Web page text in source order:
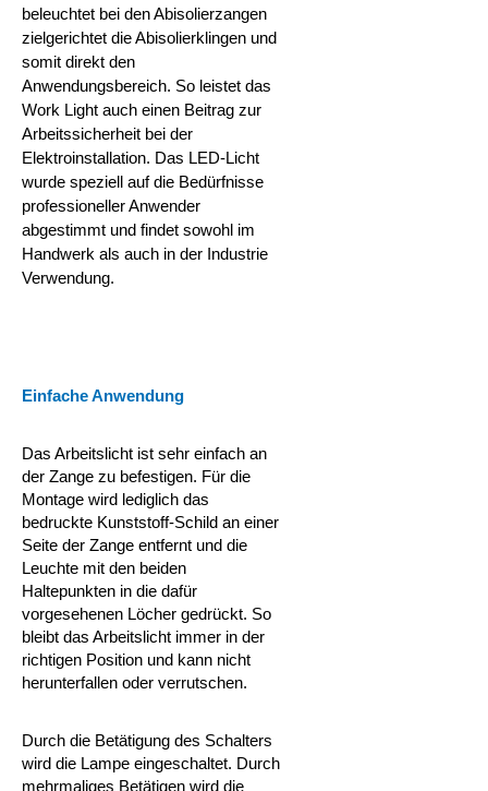
beleuchtet bei den Abisolierzangen
zielgerichtet die Abisolierklingen und
somit direkt den
Anwendungsbereich. So leistet das
Work Light auch einen Beitrag zur
Arbeitssicherheit bei der
Elektroinstallation. Das LED-Licht
wurde speziell auf die Bedürfnisse
professioneller Anwender
abgestimmt und findet sowohl im
Handwerk als auch in der Industrie
Verwendung.
Einfache Anwendung
Das Arbeitslicht ist sehr einfach an
der Zange zu befestigen. Für die
Montage wird lediglich das
bedruckte Kunststoff-Schild an einer
Seite der Zange entfernt und die
Leuchte mit den beiden
Haltepunkten in die dafür
vorgesehenen Löcher gedrückt. So
bleibt das Arbeitslicht immer in der
richtigen Position und kann nicht
herunterfallen oder verrutschen.
Durch die Betätigung des Schalters
wird die Lampe eingeschaltet. Durch
mehrmaliges Betätigen wird die